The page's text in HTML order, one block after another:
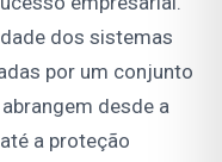
dos sistemas
por um conjunto
desde a
a proteção